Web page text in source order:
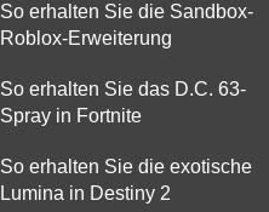
So erhalten Sie die Sandbox-
Roblox-Erweiterung
So erhalten Sie das D.C. 63-
Spray in Fortnite
So erhalten Sie die exotische
Lumina in Destiny 2